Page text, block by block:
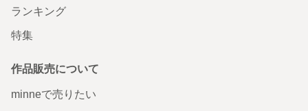
ランキング
特集
作品販売について
minneで売りたい